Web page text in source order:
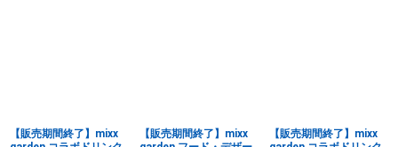
【販売期間終了】mixx
【販売期間終了】mixx
【販売期間終了】mixx